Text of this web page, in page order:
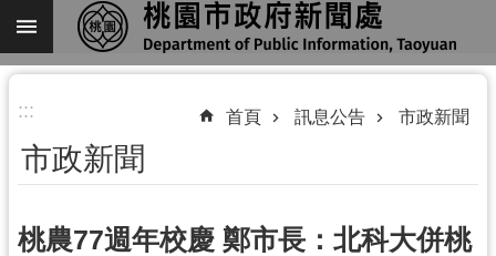
跳到主要內容區塊
進
搜
尋
::: 首頁 訊息公告 市政新聞
市政新聞
桃農77週年校慶 鄭市長：北科大併桃